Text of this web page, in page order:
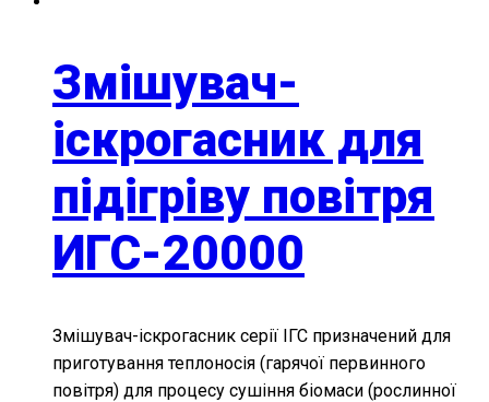
Змішувач-
іскрогасник для
підігріву повітря
ИГС-20000
Змішувач-іскрогасник серії ІГС призначений для
приготування теплоносія (гарячої первинного
повітря) для процесу сушіння біомаси (рослинної